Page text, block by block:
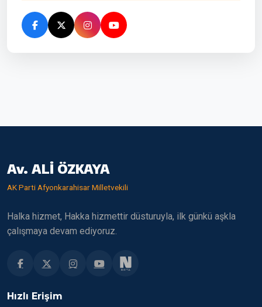
Av. ALİ ÖZKAYA
AK Parti Afyonkarahisar Milletvekili
Halka hizmet, Hakka hizmettir düsturuyla, ilk günkü aşkla
çalışmaya devam ediyoruz.
Hızlı Erişim